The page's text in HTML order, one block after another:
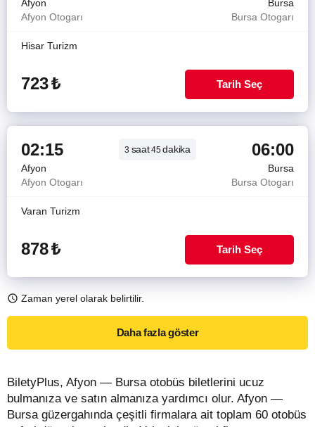
Afyon
Bursa
Afyon Otogarı
Bursa Otogarı
Hisar Turizm
723₺ Tarih Seç
02:15 3 saat45dakika 06:00
Afyon
Bursa
Afyon Otogarı
Bursa Otogarı
Varan Turizm
878₺ Tarih Seç
Zaman yerel olarak belirtilir.
Daha fazla göster
BiletyPlus, Afyon — Bursa otobüs biletlerini ucuz
bulmanıza ve satın almanıza yardımcı olur. Afyon —
Bursa güzergahında çeşitli firmalara ait toplam 60 otobüs